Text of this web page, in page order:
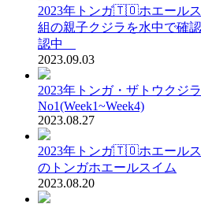
2023年トンガ🇹🇴ホエール
組の親子クジラを水中で確
認中
2023.09.03
2023年トンガ・ザトウクジ
No1(Week1~Week4)
2023.08.27
2023年トンガ🇹🇴ホエール
のトンガホエールスイム
2023.08.20